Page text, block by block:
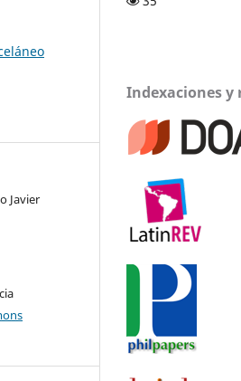
Javier
Indexaciones y